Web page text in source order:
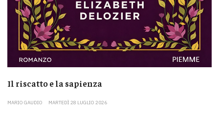
Il riscatto e la sapienza
MARIO GAUDIO MARTEDÌ 28 LUGLIO 2026